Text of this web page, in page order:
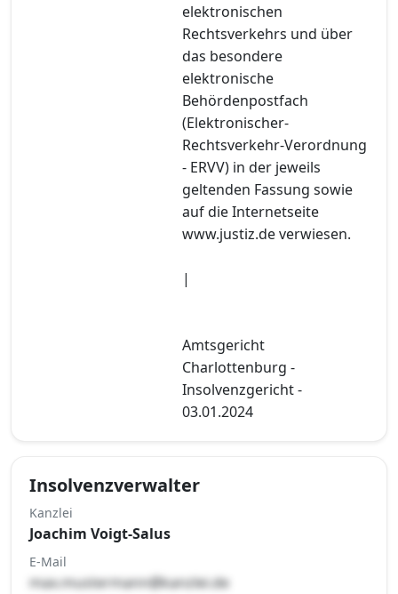
elektronischen
Rechtsverkehrs und über
das besondere
elektronische
Behördenpostfach
(Elektronischer-
Rechtsverkehr-Verordnung
- ERVV) in der jeweils
geltenden Fassung sowie
auf die Internetseite
www.justiz.de verwiesen.
|
Amtsgericht
Charlottenburg -
Insolvenzgericht -
03.01.2024
Insolvenzverwalter
Kanzlei
Joachim Voigt-Salus
E-Mail
max.mustermann@kanzlei.de